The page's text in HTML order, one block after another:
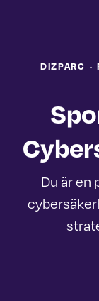
DIZPARC ·
Du är en